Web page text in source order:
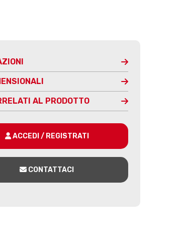
AL PRODOTTO
ACCEDI / REGISTRATI
CONTATTACI